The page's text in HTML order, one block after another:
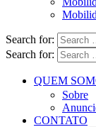
Search for:
Search for:
QUEM
Sobre
CONTATO